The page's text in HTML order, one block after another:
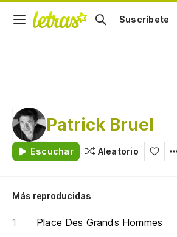
Suscríbete
Patrick Bruel
Escuchar Aleatorio
Más reproducidas
Place Des Grands Hommes